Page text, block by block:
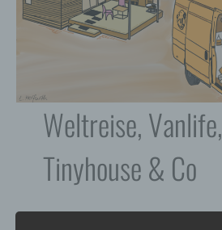
Weltreise, Vanlife,
Tinyhouse & Co